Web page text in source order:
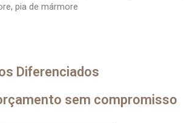
pia de mármore
Diferenciados
sem compromisso